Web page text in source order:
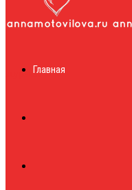
журналГлавная